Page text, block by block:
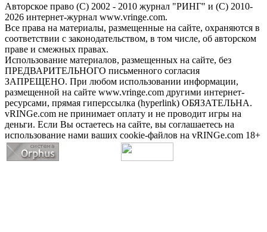
Авторское право (С) 2002 - 2010 журнал "РИНГ" и (С) 2010-
2026 интернет-журнал www.vringe.com.
Все права на материалы, размещенные на сайте, охраняются в
соответствии с законодательством, в том числе, об авторском
праве и смежных правах.
Использование материалов, размещенных на сайте, без
ПРЕДВАРИТЕЛЬНОГО письменного согласия
ЗАПРЕЩЕНО. При любом использовании информации,
размещенной на сайте www.vringe.com другими интернет-
ресурсами, прямая гиперссылка (hyperlink) ОБЯЗАТЕЛЬНА.
vRINGe.com не принимает оплату и не проводит игры на
деньги. Если Вы остаетесь на сайте, вы соглашаетесь на
использование нами ваших cookie-файлов на vRINGe.com 18+